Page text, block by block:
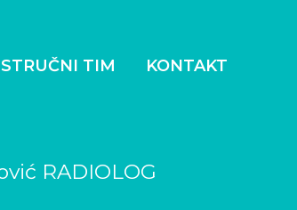
STRUČNI TIM KONTAKT